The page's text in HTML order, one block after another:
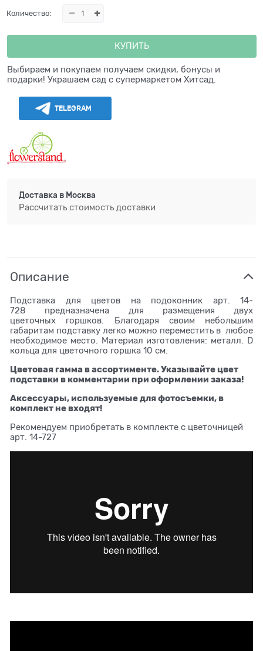
Количество:
КУПИТЬ
Выбираем и покупаем получаем скидки, бонусы и
подарки! Украшаем сад с супермаркетом Хитсад.
TELEGRAM
Доставка в Москва
Рассчитать стоимость доставки
Описание
Подставка для цветов на подоконник арт. 14-
728 предназначена для размещения двух
цветочных горшков. Благодаря своим небольшим
габаритам подставку легко можно переместить в любое
необходимое место. Материал изготовления: металл. D
кольца для цветочного горшка 10 см.
Цветовая гамма в ассортименте. Указывайте цвет
подставки в комментарии при оформлении заказа!
Аксессуары, используемые для фотосъемки, в
комплект не входят!
Рекомендуем приобретать в комплекте с цветочницей
арт. 14-727